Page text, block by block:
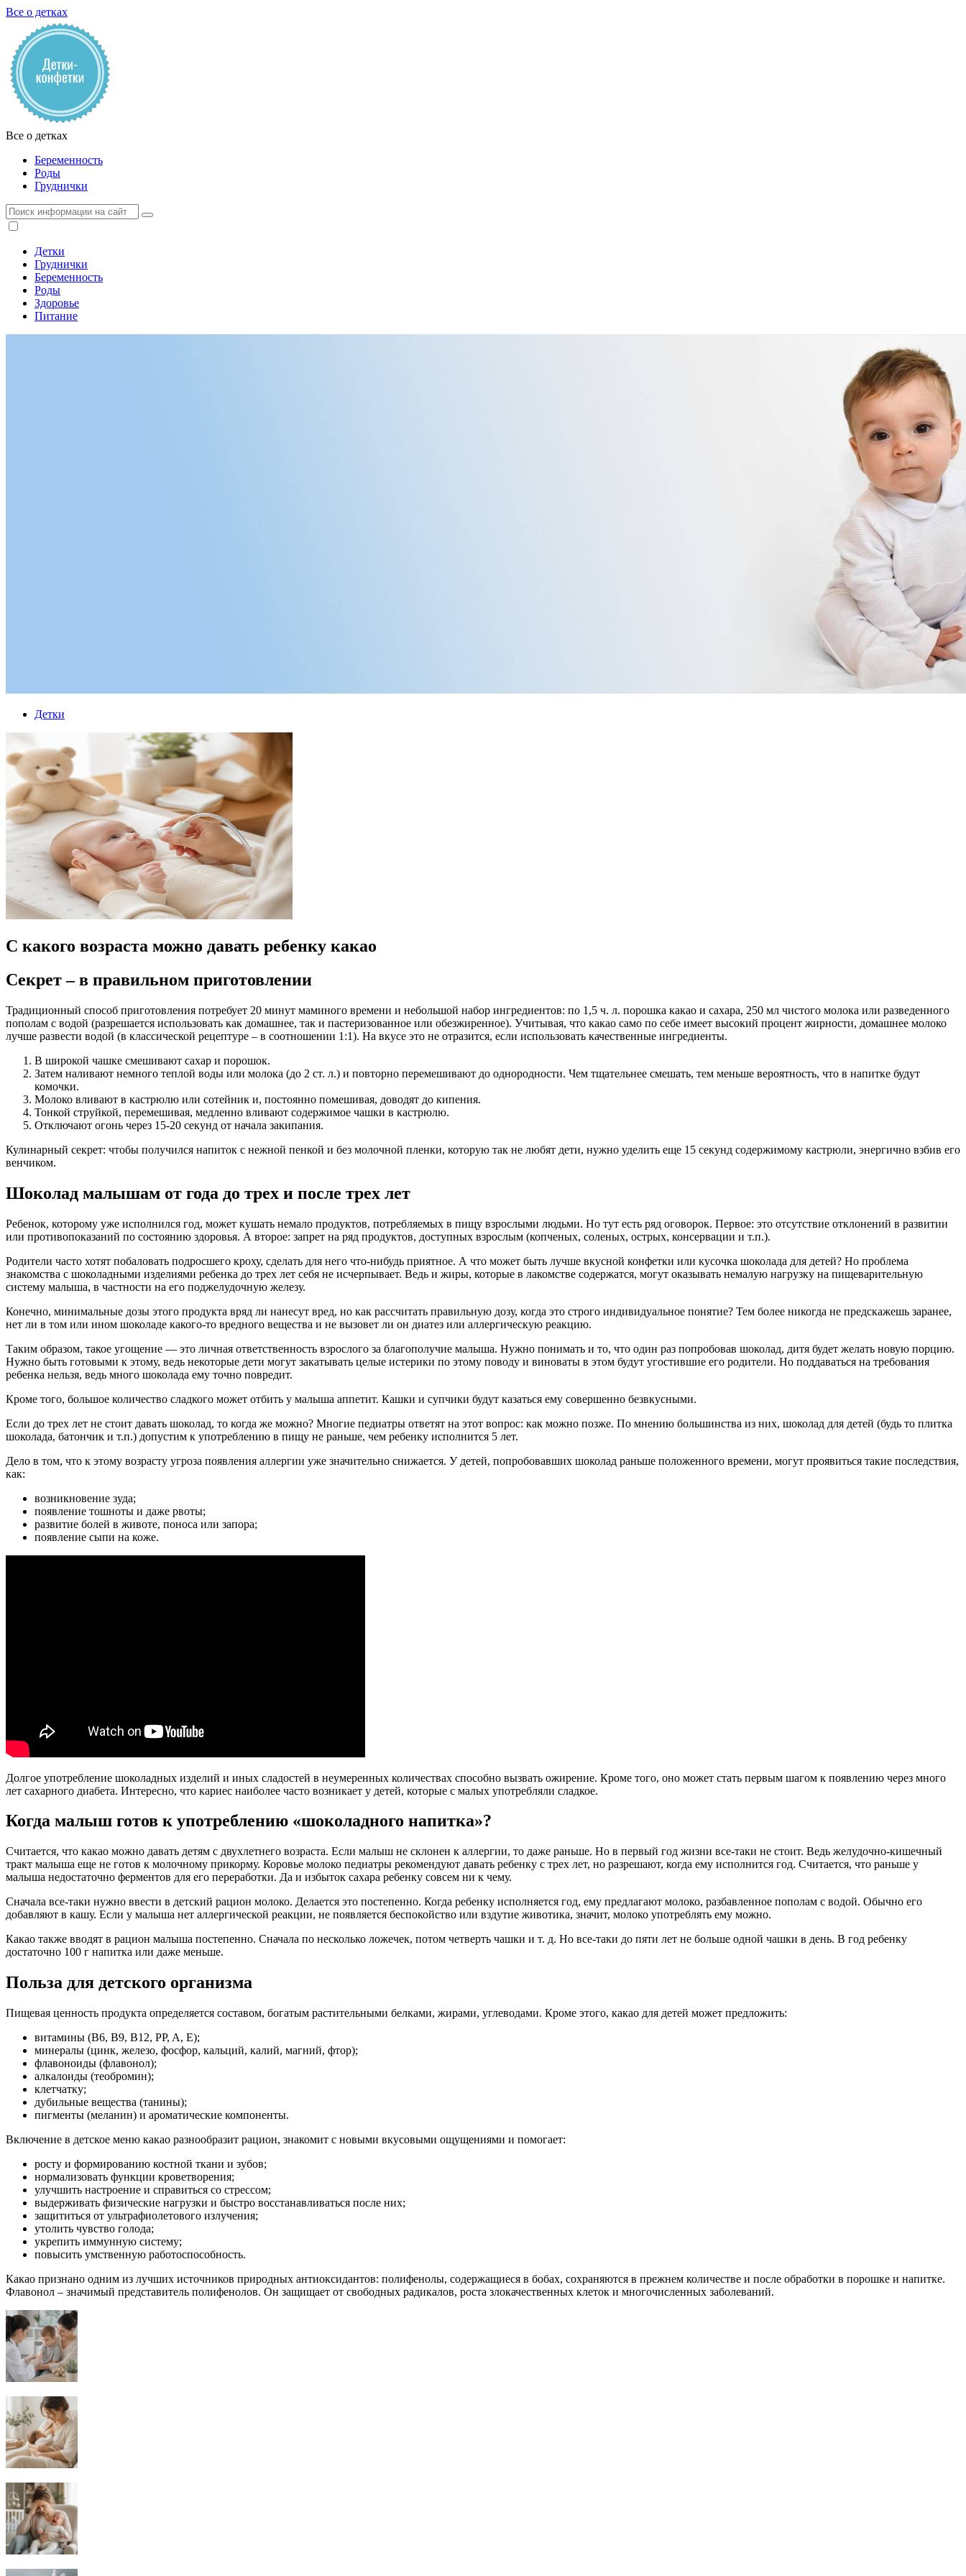
Все о детках
Все о детках
Беременность
Роды
Груднички
Детки
Груднички
Беременность
Роды
Здоровье
Питание
Детки
С какого возраста можно давать ребенку какао
Секрет – в правильном приготовлении
Традиционный способ приготовления потребует 20 минут маминого времени и небольшой набор ингредиентов: по 1,5 ч. л. порошка какао и сахара, 250 мл чистого молока или разведенного
пополам с водой (разрешается использовать как домашнее, так и пастеризованное или обезжиренное). Учитывая, что какао само по себе имеет высокий процент жирности, домашнее молоко
лучше развести водой (в классической рецептуре – в соотношении 1:1). На вкусе это не отразится, если использовать качественные ингредиенты.
В широкой чашке смешивают сахар и порошок.
Затем наливают немного теплой воды или молока (до 2 ст. л.) и повторно перемешивают до однородности. Чем тщательнее смешать, тем меньше вероятность, что в напитке будут
комочки.
Молоко вливают в кастрюлю или сотейник и, постоянно помешивая, доводят до кипения.
Тонкой струйкой, перемешивая, медленно вливают содержимое чашки в кастрюлю.
Отключают огонь через 15-20 секунд от начала закипания.
Кулинарный секрет: чтобы получился напиток с нежной пенкой и без молочной пленки, которую так не любят дети, нужно уделить еще 15 секунд содержимому кастрюли, энергично взбив его
венчиком.
Шоколад малышам от года до трех и после трех лет
Ребенок, которому уже исполнился год, может кушать немало продуктов, потребляемых в пищу взрослыми людьми. Но тут есть ряд оговорок. Первое: это отсутствие отклонений в развитии
или противопоказаний по состоянию здоровья. А второе: запрет на ряд продуктов, доступных взрослым (копченых, соленых, острых, консервации и т.п.).
Родители часто хотят побаловать подросшего кроху, сделать для него что-нибудь приятное. А что может быть лучше вкусной конфетки или кусочка шоколада для детей? Но проблема
знакомства с шоколадными изделиями ребенка до трех лет себя не исчерпывает. Ведь и жиры, которые в лакомстве содержатся, могут оказывать немалую нагрузку на пищеварительную
систему малыша, в частности на его поджелудочную железу.
Конечно, минимальные дозы этого продукта вряд ли нанесут вред, но как рассчитать правильную дозу, когда это строго индивидуальное понятие? Тем более никогда не предскажешь заранее,
нет ли в том или ином шоколаде какого-то вредного вещества и не вызовет ли он диатез или аллергическую реакцию.
Таким образом, такое угощение — это личная ответственность взрослого за благополучие малыша. Нужно понимать и то, что один раз попробовав шоколад, дитя будет желать новую порцию.
Нужно быть готовыми к этому, ведь некоторые дети могут закатывать целые истерики по этому поводу и виноваты в этом будут угостившие его родители. Но поддаваться на требования
ребенка нельзя, ведь много шоколада ему точно повредит.
Кроме того, большое количество сладкого может отбить у малыша аппетит. Кашки и супчики будут казаться ему совершенно безвкусными.
Если до трех лет не стоит давать шоколад, то когда же можно? Многие педиатры ответят на этот вопрос: как можно позже. По мнению большинства из них, шоколад для детей (будь то плитка
шоколада, батончик и т.п.) допустим к употреблению в пищу не раньше, чем ребенку исполнится 5 лет.
Дело в том, что к этому возрасту угроза появления аллергии уже значительно снижается. У детей, попробовавших шоколад раньше положенного времени, могут проявиться такие последствия,
как:
возникновение зуда;
появление тошноты и даже рвоты;
развитие болей в животе, поноса или запора;
появление сыпи на коже.
Долгое употребление шоколадных изделий и иных сладостей в неумеренных количествах способно вызвать ожирение. Кроме того, оно может стать первым шагом к появлению через много
лет сахарного диабета. Интересно, что кариес наиболее часто возникает у детей, которые с малых употребляли сладкое.
Когда малыш готов к употреблению «шоколадного напитка»?
Считается, что какао можно давать детям с двухлетнего возраста. Если малыш не склонен к аллергии, то даже раньше. Но в первый год жизни все-таки не стоит. Ведь желудочно-кишечный
тракт малыша еще не готов к молочному прикорму. Коровье молоко педиатры рекомендуют давать ребенку с трех лет, но разрешают, когда ему исполнится год. Считается, что раньше у
малыша недостаточно ферментов для его переработки. Да и избыток сахара ребенку совсем ни к чему.
Сначала все-таки нужно ввести в детский рацион молоко. Делается это постепенно. Когда ребенку исполняется год, ему предлагают молоко, разбавленное пополам с водой. Обычно его
добавляют в кашу. Если у малыша нет аллергической реакции, не появляется беспокойство или вздутие животика, значит, молоко употреблять ему можно.
Какао также вводят в рацион малыша постепенно. Сначала по несколько ложечек, потом четверть чашки и т. д. Но все-таки до пяти лет не больше одной чашки в день. В год ребенку
достаточно 100 г напитка или даже меньше.
Польза для детского организма
Пищевая ценность продукта определяется составом, богатым растительными белками, жирами, углеводами. Кроме этого, какао для детей может предложить:
витамины (B6, B9, B12, PP, A, E);
минералы (цинк, железо, фосфор, кальций, калий, магний, фтор);
флавоноиды (флавонол);
алкалоиды (теобромин);
клетчатку;
дубильные вещества (танины);
пигменты (меланин) и ароматические компоненты.
Включение в детское меню какао разнообразит рацион, знакомит с новыми вкусовыми ощущениями и помогает:
росту и формированию костной ткани и зубов;
нормализовать функции кроветворения;
улучшить настроение и справиться со стрессом;
выдерживать физические нагрузки и быстро восстанавливаться после них;
защититься от ультрафиолетового излучения;
утолить чувство голода;
укрепить иммунную систему;
повысить умственную работоспособность.
Какао признано одним из лучших источников природных антиоксидантов: полифенолы, содержащиеся в бобах, сохраняются в прежнем количестве и после обработки в порошке и напитке.
Флавонол – значимый представитель полифенолов. Он защищает от свободных радикалов, роста злокачественных клеток и многочисленных заболеваний.